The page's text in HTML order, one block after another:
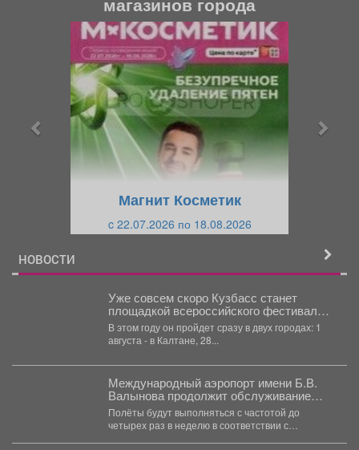
Магнит Косметик
c 22.07.2026 по 18.08.2026
НОВОСТИ
Уже совсем скоро Кузбасс станет
площадкой всероссийского фестиваля
«Русское лето» #ZaРоссию.
В этом году он пройдет сразу в двух городах: 1
августа - в Калтане, 28...
Международный аэропорт имени Б.В.
Валынова продолжит обслуживание
рейсов во Вьетнам в осенне-зимний
период навигации.
Полёты будут выполняться с частотой до
четырех раз в неделю в соответствии с